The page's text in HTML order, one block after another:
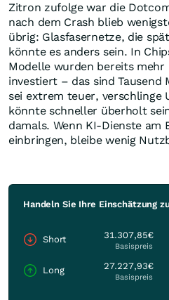
Zitron zufolge war die
nach dem Crash blieb
übrig: Glasfasernetze, die
könnte es anders sein. In
Modelle wurden bereits mehr
investiert – das sind Tausend
sei extrem teuer, verschlinge
könnte schneller überholt
damals. Wenn KI-Dienste am
einbringen, bleibe wenig
Handeln Sie Ihre Einschätzung
Short 31.307,85€
Basispreis
Long 27.227,93€
Basispreis